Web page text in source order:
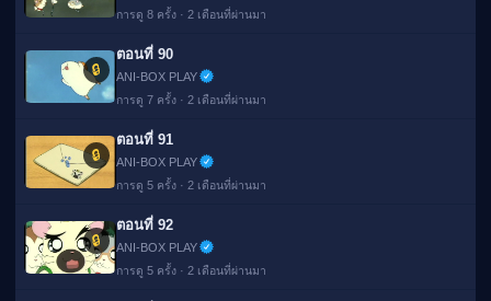
การดู 8 ครั้ง · 2 เดือนที่ผ่านมา
🔒
ตอนที่ 90
ANI-BOX PLAY
การดู 7 ครั้ง · 2 เดือนที่ผ่านมา
🔒
ตอนที่ 91
ANI-BOX PLAY
การดู 5 ครั้ง · 2 เดือนที่ผ่านมา
🔒
ตอนที่ 92
ANI-BOX PLAY
การดู 5 ครั้ง · 2 เดือนที่ผ่านมา